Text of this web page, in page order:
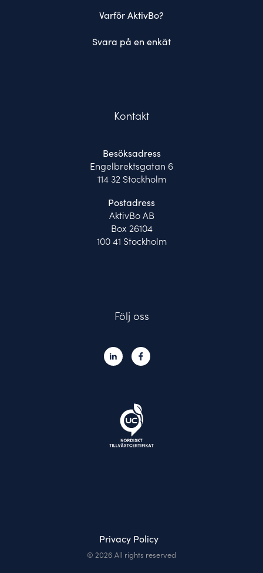
Varför AktivBo?
Svara på en enkät
Kontakt
Besöksadress
Engelbrektsgatan 6
114 32 Stockholm
Postadress
AktivBo AB
Box 26104
100 41 Stockholm
Följ oss
Privacy Policy
© 2026 All rights reserved